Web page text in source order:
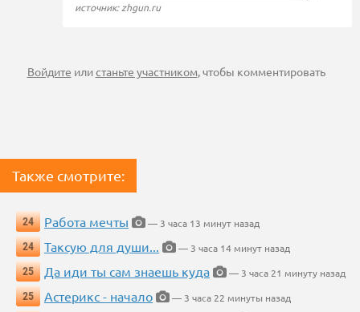
источник: zhgun.ru
Войдите илистаньте участником, чтобы комментировать
Также смотрите:
24 Работа мечты
— 3 часа 13 минут назад
24
Таксую для души...
— 3 часа 14 минут назад
25
Да иди ты сам знаешь куда
— 3 часа 21 минуту назад
25
Астерикс - начало
— 3 часа 22 минуты назад